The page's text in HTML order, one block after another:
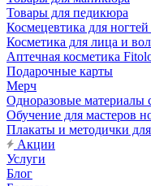
Товары для педикюра
Космецевтика для
Косметика для лица и
Аптечная косметика
Подарочные карты
Мерч
Одноразовые материалы
Обучение для мастеров
Плакаты и методички
Акции
Услуги
Блог